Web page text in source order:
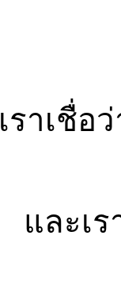
เราเชื่อ
และเ